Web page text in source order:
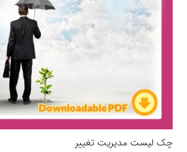
چک لیست مدیریت تغییر